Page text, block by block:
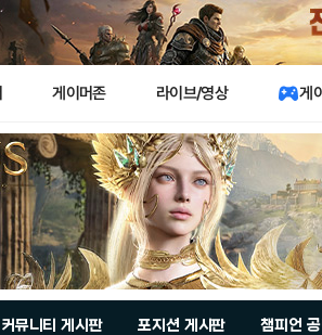
게이머존 라이브/영상 게
커뮤니티 게시판 포지션 게시판 챔피언